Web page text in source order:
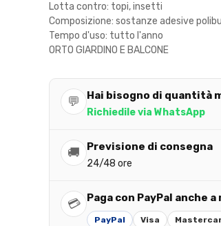
Lotta contro: topi, insetti
Composizione: sostanze adesive
Tempo d'uso: tutto l'anno
ORTO GIARDINO E BALCONE
💬 Hai bisogno di quantità
Richiedile via WhatsApp
🚚 Previsione di consegna
24/48 ore
💳 Paga con PayPal anche a
PayPal Visa